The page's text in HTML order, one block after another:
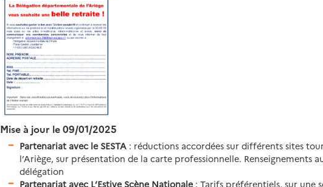
Mise à jour le 09/01/2025
Partenariat avec le SESTA : réductions accordées sur différents sites
l’Ariège, sur présentation de la carte professionnelle. Renseignements
délégation
Partenariat avec L’Estive Scène Nationale: Tarifs préférentiels, sur une